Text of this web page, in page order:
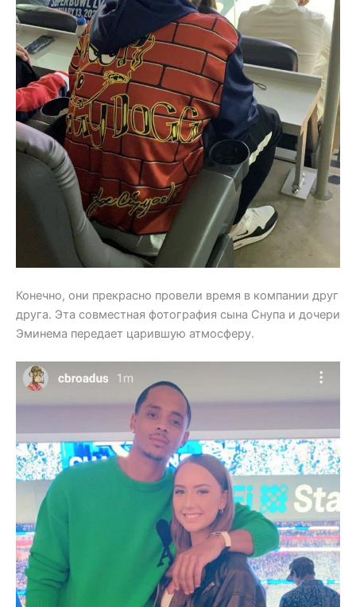
Конечно, они прекрасно провели время в компании друг
друга. Эта совместная фотография сына Снупа и дочери
Эминема передает царившую атмосферу.